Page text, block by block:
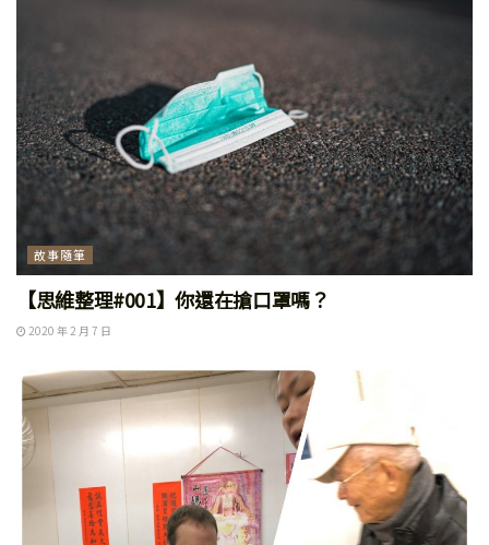
故事隨筆
【思維整理#001】你還在搶口罩嗎？
2020 年 2 月 7 日